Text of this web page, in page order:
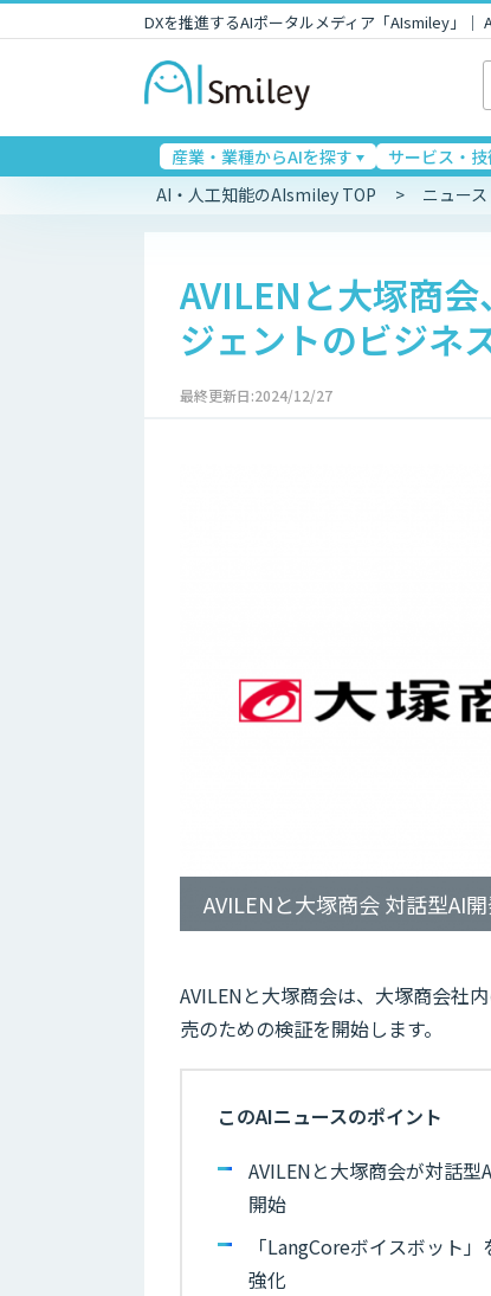
DXを推進するAIポータルメディア「AIsmiley」｜
産業・業種からAIを探す サービス・
AI・人工知能のAIsmiley TOP ニュース
AVILENと大塚商
ジェントのビジネ
最終更新日:2024/12/27
AVILENと大塚商会 対話型AI
AVILENと大塚商会は、大塚商会社
売のための検証を開始します。
このAIニュースのポイント
AVILENと大塚商会が対話
開始
「LangCoreボイスボット
強化